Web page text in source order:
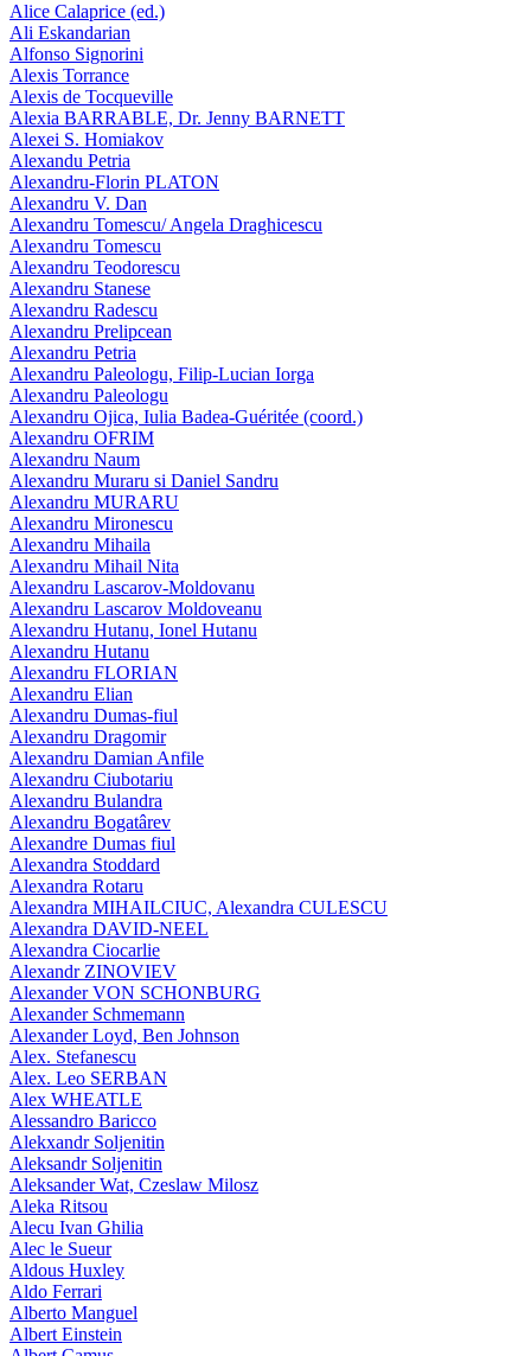
Alice Calaprice (ed.)
Ali Eskandarian
Alfonso Signorini
Alexis Torrance
Alexis de Tocqueville
Alexia BARRABLE, Dr. Jenny BARNETT
Alexei S. Homiakov
Alexandu Petria
Alexandru-Florin PLATON
Alexandru V. Dan
Alexandru Tomescu/ Angela Draghicescu
Alexandru Tomescu
Alexandru Teodorescu
Alexandru Stanese
Alexandru Radescu
Alexandru Prelipcean
Alexandru Petria
Alexandru Paleologu, Filip-Lucian Iorga
Alexandru Paleologu
Alexandru Ojica, Iulia Badea-Guéritée (coord.)
Alexandru OFRIM
Alexandru Naum
Alexandru Muraru si Daniel Sandru
Alexandru MURARU
Alexandru Mironescu
Alexandru Mihaila
Alexandru Mihail Nita
Alexandru Lascarov-Moldovanu
Alexandru Lascarov Moldoveanu
Alexandru Hutanu, Ionel Hutanu
Alexandru Hutanu
Alexandru FLORIAN
Alexandru Elian
Alexandru Dumas-fiul
Alexandru Dragomir
Alexandru Damian Anfile
Alexandru Ciubotariu
Alexandru Bulandra
Alexandru Bogatârev
Alexandre Dumas fiul
Alexandra Stoddard
Alexandra Rotaru
Alexandra MIHAILCIUC, Alexandra CULESCU
Alexandra DAVID-NEEL
Alexandra Ciocarlie
Alexandr ZINOVIEV
Alexander VON SCHONBURG
Alexander Schmemann
Alexander Loyd, Ben Johnson
Alex. Stefanescu
Alex. Leo SERBAN
Alex WHEATLE
Alessandro Baricco
Alekxandr Soljenitin
Aleksandr Soljenitin
Aleksander Wat, Czeslaw Milosz
Aleka Ritsou
Alecu Ivan Ghilia
Alec le Sueur
Aldous Huxley
Aldo Ferrari
Alberto Manguel
Albert Einstein